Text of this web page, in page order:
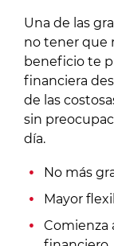
Una de las
no tener que
beneficio te
financiera
de las
sin
día.
No más
Mayor
Comienza